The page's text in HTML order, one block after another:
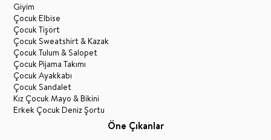
Giyim
Çocuk Elbise
Çocuk Tişört
Çocuk Sweatshirt & Kazak
Çocuk Tulum & Salopet
Çocuk Pijama Takımı
Çocuk Ayakkabı
Çocuk Sandalet
Kız Çocuk Mayo & Bikini
Erkek Çocuk Deniz Şortu
Öne Çıkanlar